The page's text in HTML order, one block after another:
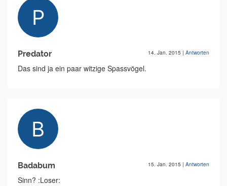
Predator 14. Jan. 2015 | Antworten
Das sind ja ein paar witzige Spassvögel.
Badabum 15. Jan. 2015 | Antworten
Sinn? :Loser: